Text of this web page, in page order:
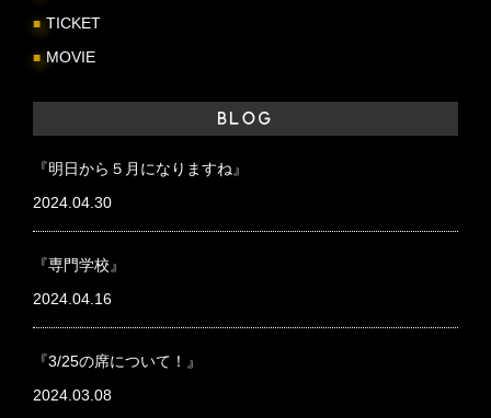
TICKET
MOVIE
BLOG
『明日から５月になりますね』
2024.04.30
『専門学校』
2024.04.16
『3/25の席について！』
2024.03.08